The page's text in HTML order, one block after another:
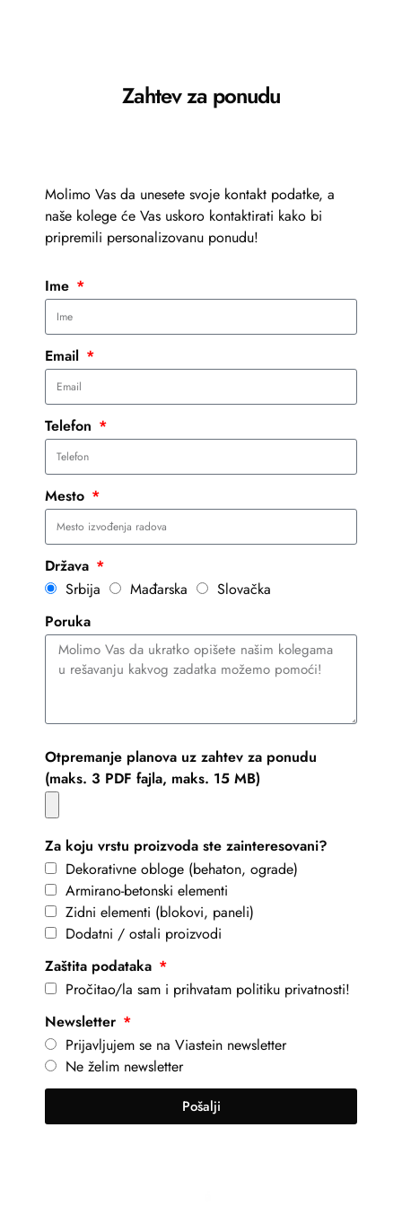
Zahtev za ponudu
Molimo Vas da unesete svoje kontakt podatke, a
naše kolege će Vas uskoro kontaktirati kako bi
pripremili personalizovanu ponudu!
Ime
Email
Telefon
Mesto
Država
Srbija
Mađarska
Slovačka
Poruka
Otpremanje planova uz zahtev za ponudu
(maks. 3 PDF fajla, maks. 15 MB)
Za koju vrstu proizvoda ste zainteresovani?
Dekorativne obloge (behaton, ograde)
Armirano-betonski elementi
Zidni elementi (blokovi, paneli)
Dodatni / ostali proizvodi
Zaštita podataka
Pročitao/la sam i prihvatam politiku privatnosti!
Newsletter
Prijavljujem se na Viastein newsletter
Ne želim newsletter
Pošalji